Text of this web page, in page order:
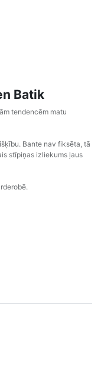
Batik
tendencēm matu
Bante nav fiksēta, tā
stīpiņas izliekums ļaus